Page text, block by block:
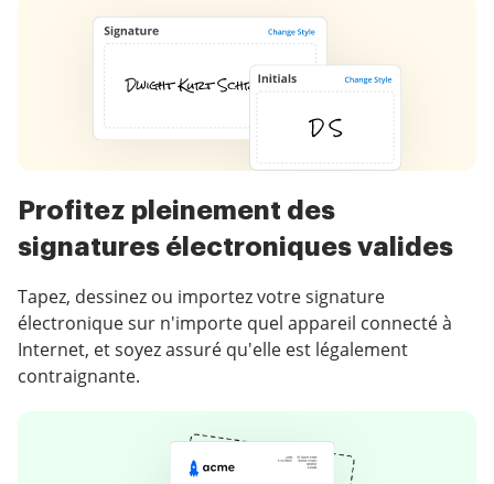
Profitez pleinement des
signatures électroniques valides
Tapez, dessinez ou importez votre signature
électronique sur n'importe quel appareil connecté à
Internet, et soyez assuré qu'elle est légalement
contraignante.